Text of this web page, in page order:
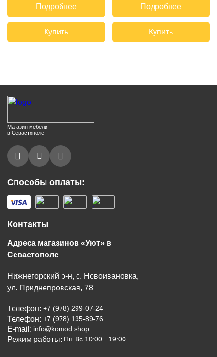
Подробнее
Купить
Подробнее
Купить
Магазин мебели
в Севастополе
Способы оплаты:
Контакты
Адреса магазинов «Уют» в
Севастополе
Нижнегорский р-н, с. Новоивановка,
ул. Приднепровская, 78
Телефон: +7 (978) 299-07-24
Телефон: +7 (978) 135-89-76
E-mail: info@komod.shop
Режим работы: Пн-Вс 10:00 - 19:00